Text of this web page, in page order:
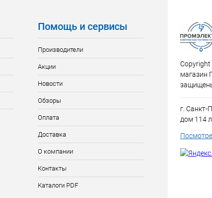
Помощь и сервисы
Производители
Акции
Новости
Обзоры
Оплата
Доставка
О компании
Контакты
Каталоги PDF
Copyright
магазин
г. Санкт-
дом 114